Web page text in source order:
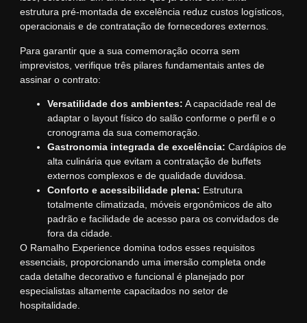
estrutura pré-montada de excelência reduz custos logísticos,
operacionais e de contratação de fornecedores externos.
Para garantir que a sua comemoração ocorra sem
imprevistos, verifique três pilares fundamentais antes de
assinar o contrato:
Versatilidade dos ambientes: A capacidade real de
adaptar o layout físico do salão conforme o perfil e o
cronograma da sua comemoração.
Gastronomia integrada de excelência: Cardápios de
alta culinária que evitam a contratação de buffets
externos complexos e de qualidade duvidosa.
Conforto e acessibilidade plena: Estrutura
totalmente climatizada, móveis ergonômicos de alto
padrão e facilidade de acesso para os convidados de
fora da cidade.
O Ramalho Experience domina todos esses requisitos
essenciais, proporcionando uma imersão completa onde
cada detalhe decorativo e funcional é planejado por
especialistas altamente capacitados no setor de
hospitalidade.